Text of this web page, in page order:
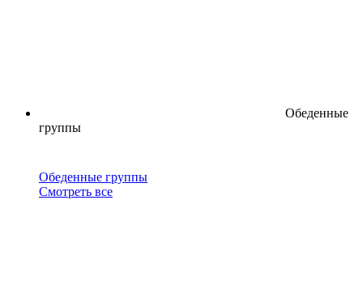
Обеденные
группы
Обеденные группы
Смотреть все